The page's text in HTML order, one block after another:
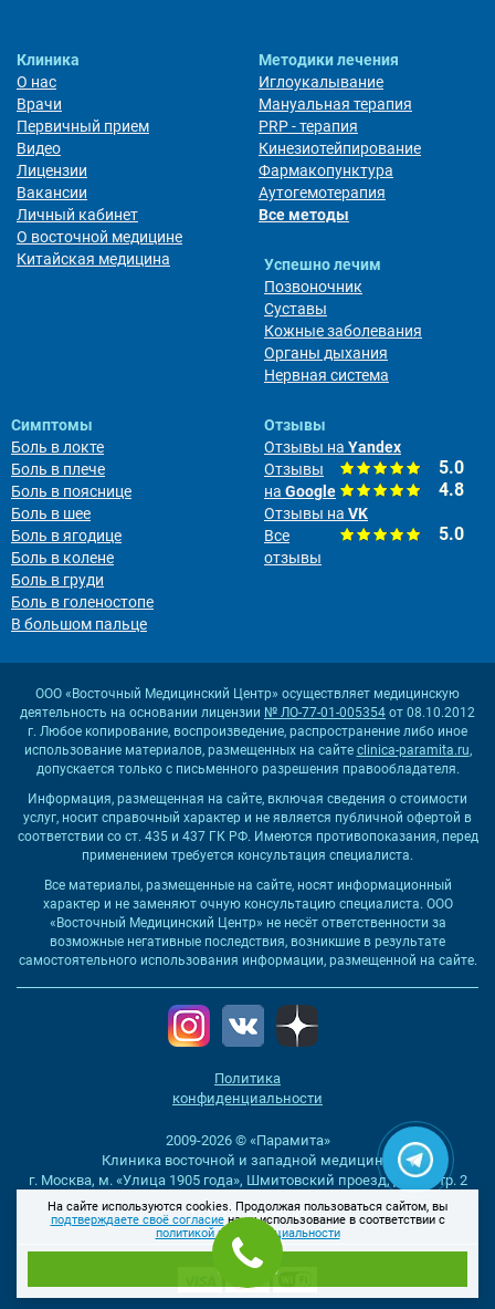
Клиника
О нас
Врачи
Первичный прием
Видео
Лицензии
Вакансии
Личный кабинет
О восточной медицине
Китайская медицина
Методики лечения
Иглоукалывание
Мануальная терапия
PRP - терапия
Кинезиотейпирование
Фармакопунктура
Аутогемотерапия
Все методы
Успешно лечим
Позвоночник
Суставы
Кожные заболевания
Органы дыхания
Нервная система
Симптомы
Боль в локте
Боль в плече
Боль в пояснице
Боль в шее
Боль в ягодице
Боль в колене
Боль в груди
Боль в голеностопе
В большом пальце
Отзывы
Отзывы на Yandex
5.0
Отзывы
на Google 4.8
Отзывы на VK
5.0
Все
отзывы
ООО «Восточный Медицинский Центр» осуществляет медицинскую
деятельность на основании лицензии № ЛО-77-01-005354 от 08.10.2012
г. Любое копирование, воспроизведение, распространение либо иное
использование материалов, размещенных на сайте clinica-paramita.ru,
допускается только с письменного разрешения правообладателя.
Информация, размещенная на сайте, включая сведения о стоимости
услуг, носит справочный характер и не является публичной офертой в
соответствии со ст. 435 и 437 ГК РФ. Имеются противопоказания, перед
применением требуется консультация специалиста.
Все материалы, размещенные на сайте, носят информационный
характер и не заменяют очную консультацию специалиста. ООО
«Восточный Медицинский Центр» не несёт ответственности за
возможные негативные последствия, возникшие в результате
самостоятельного использования информации, размещенной на сайте.
Политика
конфиденциальности
2009-2026 © «Парамита»
Клиника восточной и западной медицины
г. Москва, м. «Улица 1905 года», Шмитовский проезд, д. 16, стр. 2
+7(495) 198-06-06
На сайте используются cookies. Продолжая пользоваться сайтом, вы
подтверждаете своё согласиена их использование в соответствии с
политикой конфиденциальности
Отлично